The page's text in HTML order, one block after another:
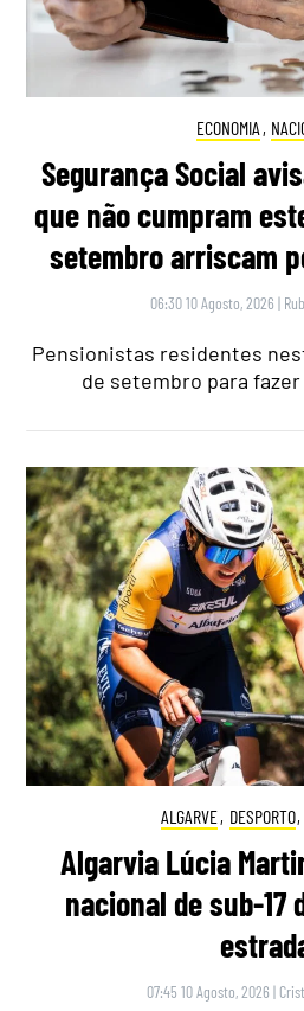
ECONOMIA ,
Segurança Social
que não cumpram
setembro arriscam
06:30 10 Agosto, 2026 |
Pensionistas residentes
de setembro para fazer
ALGARVE, DESPORTO,
Algarvia Lúcia
nacional de sub-17
07:45 10 Agosto, 2026 |